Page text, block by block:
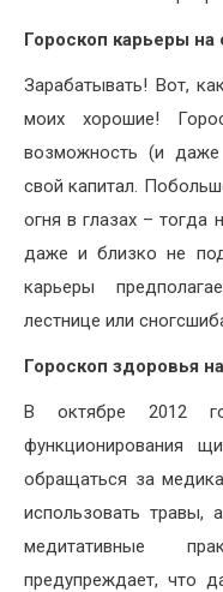
Гороскоп карьеры
Зарабатывать! Вот,
моих хорошие!
возможность (и
свой капитал.
огня в глазах – тогда
даже и близко не
карьеры
лестнице или
Гороскоп здоровья
В октябре 2012
функционирования
обращаться за
использовать травы,
медитативные
предупреждает, что